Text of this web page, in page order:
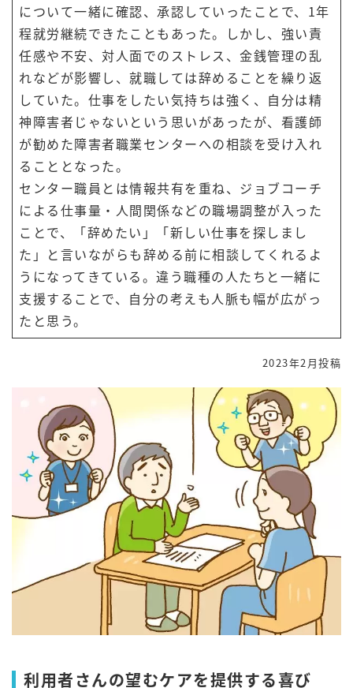
について一緒に確認、承認していったことで、1年
程就労継続できたこともあった。しかし、強い責
任感や不安、対人面でのストレス、金銭管理の乱
れなどが影響し、就職しては辞めることを繰り返
していた。仕事をしたい気持ちは強く、自分は精
神障害者じゃないという思いがあったが、看護師
が勧めた障害者職業センターへの相談を受け入れ
ることとなった。
センター職員とは情報共有を重ね、ジョブコーチ
による仕事量・人間関係などの職場調整が入った
ことで、「辞めたい」「新しい仕事を探しまし
た」と言いながらも辞める前に相談してくれるよ
うになってきている。違う職種の人たちと一緒に
支援することで、自分の考えも人脈も幅が広がっ
たと思う。
2023年2月投稿
利用者さんの望むケアを提供する喜び